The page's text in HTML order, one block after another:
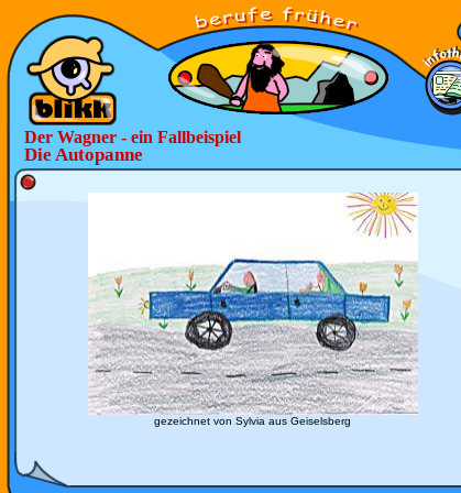
Der Wagner - ein Fallbeispiel
Die Autopanne
gezeichnet von Sylvia aus Geiselsberg